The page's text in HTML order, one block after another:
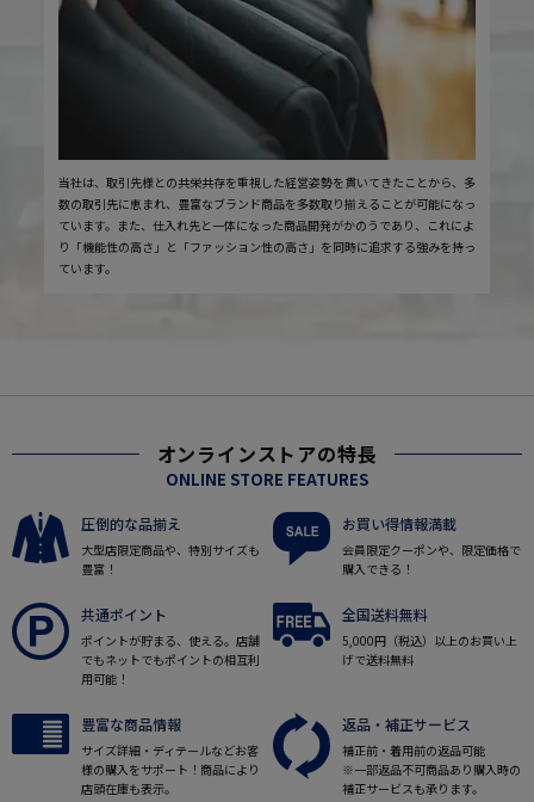
当社は、取引先様との共栄共存を重視した経営姿勢を貫いてきたことから、多
数の取引先に恵まれ、豊富なブランド商品を多数取り揃えることが可能になっ
ています。また、仕入れ先と一体になった商品開発がかのうであり、これによ
り「機能性の高さ」と「ファッション性の高さ」を同時に追求する強みを持っ
ています。
オンラインストアの特長
ONLINE STORE FEATURES
圧倒的な品揃え
大型店限定商品や、特別サイズも
豊富！
お買い得情報満載
会員限定クーポンや、限定価格で
購入できる！
共通ポイント
ポイントが貯まる、使える。店舗
でもネットでもポイントの相互利
用可能！
全国送料無料
5,000円（税込）以上のお買い上
げで送料無料
豊富な商品情報
サイズ詳細・ディテールなどお客
様の購入をサポート！商品により
店頭在庫も表示。
返品・補正サービス
補正前・着用前の返品可能
※一部返品不可商品あり購入時の
補正サービスも承ります。